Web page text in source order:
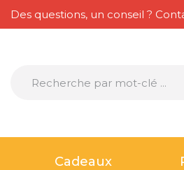
Des questions, un conseil ?
Cadeaux